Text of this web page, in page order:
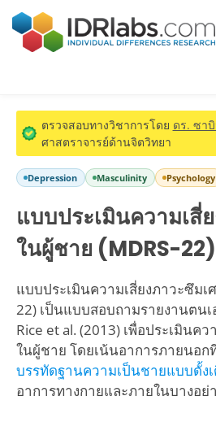
ตรวจสอบทางวิชาการโดย ดร. ซา
ศาสตราจารย์ด้านจิตวิทยา
Depression Masculinity Psychology
แบบประเมินความเสี่
ในผู้ชาย (MDRS-22)
แบบประเมินความเสี่ยงภาวะซึมเ
22) เป็นแบบสอบถามรายงานตน
Rice et al. (2013) เพื่อประเมินคว
ในผู้ชาย โดยเน้นอาการภายนอก
บรรทัดฐานความเป็นชายแบบดั้ง
อาการทางกายและภายในบางอย่